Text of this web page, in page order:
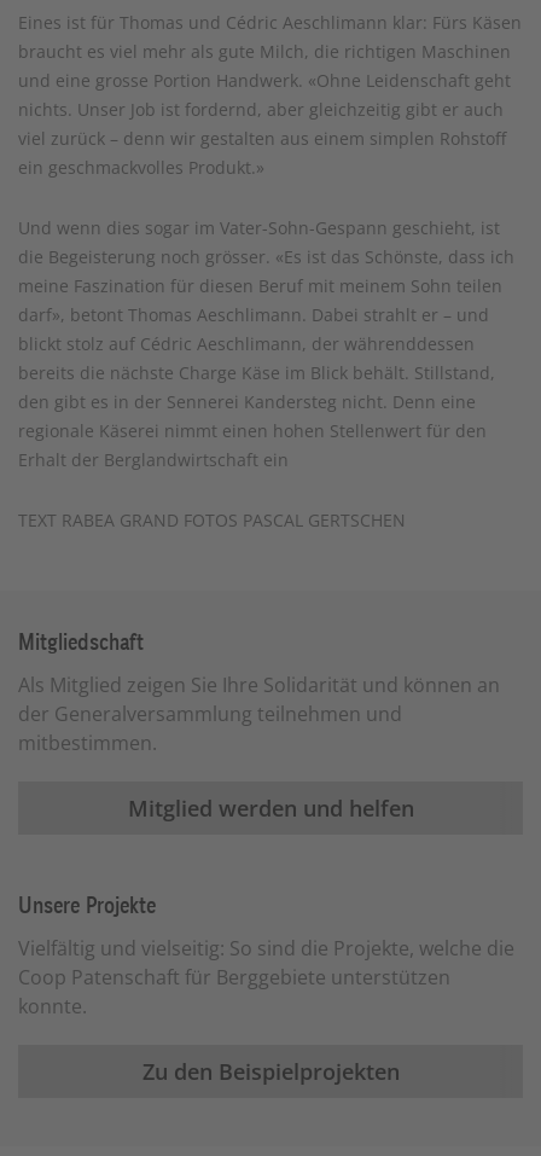
Eines ist für Thomas und Cédric Aeschlimann klar: Fürs Käsen
braucht es viel mehr als gute Milch, die richtigen Maschinen
und eine grosse Portion Handwerk. «Ohne Leidenschaft geht
nichts. Unser Job ist fordernd, aber gleichzeitig gibt er auch
viel zurück – denn wir gestalten aus einem simplen Rohstoff
ein geschmackvolles Produkt.»
Und wenn dies sogar im Vater-Sohn-Gespann geschieht, ist
die Begeisterung noch grösser. «Es ist das Schönste, dass ich
meine Faszination für diesen Beruf mit meinem Sohn teilen
darf», betont Thomas Aeschlimann. Dabei strahlt er – und
blickt stolz auf Cédric Aeschlimann, der währenddessen
bereits die nächste Charge Käse im Blick behält. Stillstand,
den gibt es in der Sennerei Kandersteg nicht. Denn eine
regionale Käserei nimmt einen hohen Stellenwert für den
Erhalt der Berglandwirtschaft ein
TEXT RABEA GRAND FOTOS PASCAL GERTSCHEN
Mitgliedschaft
Als Mitglied zeigen Sie Ihre Solidarität und können an
der Generalversammlung teilnehmen und
mitbestimmen.
Mitglied werden und helfen
Unsere Projekte
Vielfältig und vielseitig: So sind die Projekte, welche die
Coop Patenschaft für Berggebiete unterstützen
konnte.
Zu den Beispielprojekten